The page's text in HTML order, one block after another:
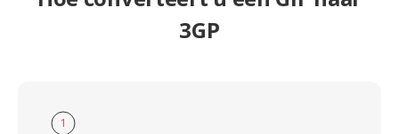
3GP
1